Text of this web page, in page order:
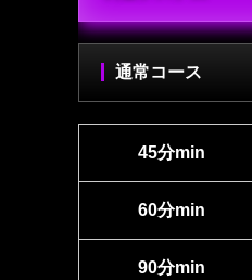
通常コース
45分min
60分min
90分min